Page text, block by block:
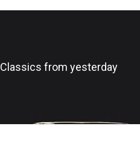
Classics from yesterday